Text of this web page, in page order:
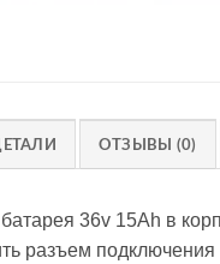
ОТЗЫВЫ (0)
36v 15Ah в
разъем подключения